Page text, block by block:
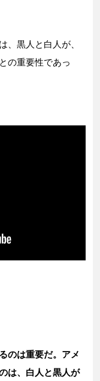
、黒人と白人が、
の重要性であっ
のは重要だ。アメ
は、白人と黒人が